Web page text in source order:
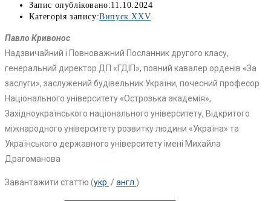
Запис опубліковано:11.10.2024
Категорія запису:Випуск XXV
Павло Кривонос
Надзвичайний і Повноважний Посланник другого класу,
генеральний директор ДП «ГДІП», повний кавалер орденів «За
заслуги», заслужений будівельник України, почесний професор
Національного університету «Острозька академія»,
Західноукраїнського національного університету, Відкритого
міжнародного університету розвитку людини «Україна» та
Українського державного університету імені Михайла
Драгоманова
Завантажити статтю (укр. /англ. )